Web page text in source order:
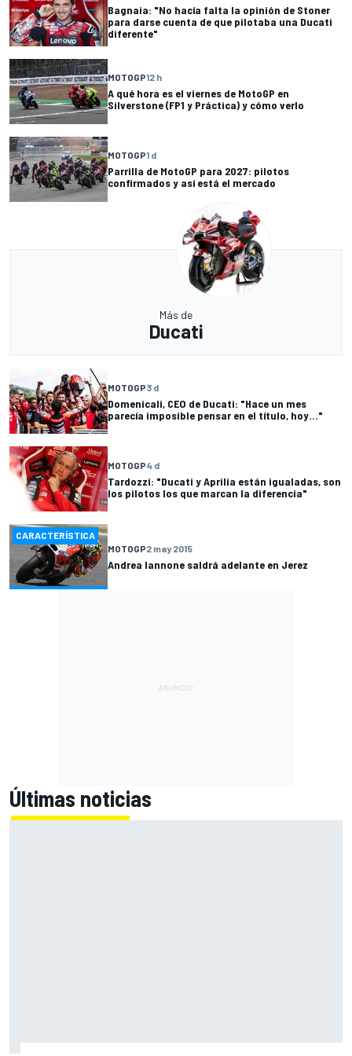
Bagnaia: "No hacía falta la opinión de Stoner
para darse cuenta de que pilotaba una Ducati
diferente"
MOTOGP12 h
A qué hora es el viernes de MotoGP en
Silverstone (FP1 y Práctica) y cómo verlo
MOTOGP1 d
Parrilla de MotoGP para 2027: pilotos
confirmados y así está el mercado
Más de
Ducati
MOTOGP3 d
Domenicali, CEO de Ducati: "Hace un mes
parecía imposible pensar en el título, hoy..."
MOTOGP4 d
Tardozzi: "Ducati y Aprilia están igualadas, son
los pilotos los que marcan la diferencia"
CARACTERÍSTICA
MOTOGP2 may 2015
Andrea Iannone saldrá adelante en Jerez
Últimas noticias